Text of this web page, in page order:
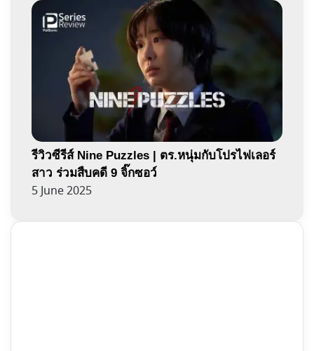
รีวิวซีรีส์ Nine Puzzles | ตร.หนุ่มกับโปรไฟเลอร์
สาว ร่วมสืบคดี 9 จิ๊กซอว์
5 June 2025